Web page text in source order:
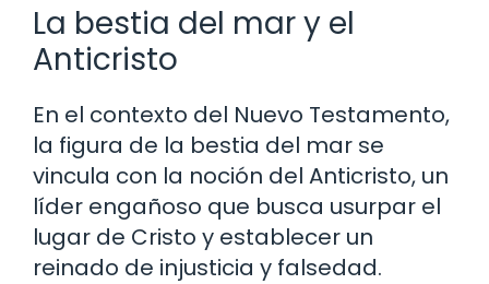
La bestia del mar y el
Anticristo
En el contexto del Nuevo Testamento,
la figura de la bestia del mar se
vincula con la noción del Anticristo, un
líder engañoso que busca usurpar el
lugar de Cristo y establecer un
reinado de injusticia y falsedad.